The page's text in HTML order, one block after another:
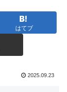
はてブ
2025.09.23